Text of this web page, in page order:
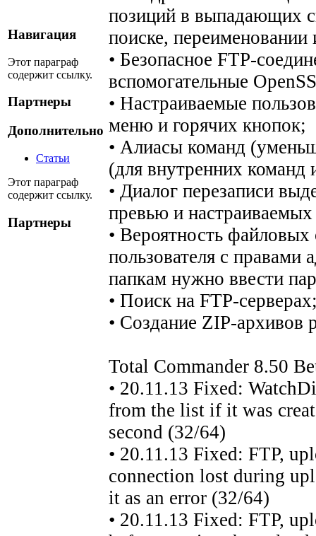
Навигация
Этот параграф
содержит ссылку.
Партнеры
Дополнительно
Статьи
Этот параграф
содержит ссылку.
Партнеры
позиций в выпадающих
поиске, переименовании
• Безопасное FTP-
вспомогательные
• Настраиваемые
меню и горячих кнопок;
• Алиасы команд
(для внутренних
• Диалог перезаписи
превью и
• Вероятность
пользователя с
папкам нужно ввести
• Поиск на FTP-
• Создание ZIP-архивов
Total Commander 8.50
• 20.11.13 Fixed:
from the list if it was
second (32/64)
• 20.11.13 Fixed: FTP,
connection lost during
it as an error (32/64)
• 20.11.13 Fixed: FTP,